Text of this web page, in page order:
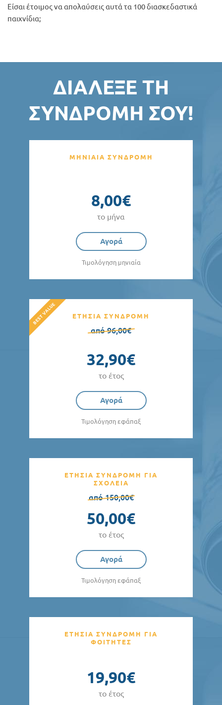
Είσαι έτοιμος να απολαύσεις αυτά τα 100 διασκεδαστικά
παιχνίδια;
ΔΙΆΛΕΞΕ ΤΗ
ΣΥΝΔΡΟΜΉ ΣΟΥ!
ΜΗΝΙΑΙΑ ΣΥΝΔΡΟΜΗ
8,00€
το μήνα
Αγορά
Τιμολόγηση μηνιαία
ΕΤΗΣΙΑ ΣΥΝΔΡΟΜΗ
από 96,00€
32,90€
το έτος
Αγορά
Τιμολόγηση εφάπαξ
ΕΤΗΣΙΑ ΣΥΝΔΡΟΜΗ ΓΙΑ
ΣΧΟΛΕΙΑ
από 150,00€
50,00€
το έτος
Αγορά
Τιμολόγηση εφάπαξ
ΕΤΗΣΙΑ ΣΥΝΔΡΟΜΗ ΓΙΑ
ΦΟΙΤΗΤΕΣ
19,90€
το έτος